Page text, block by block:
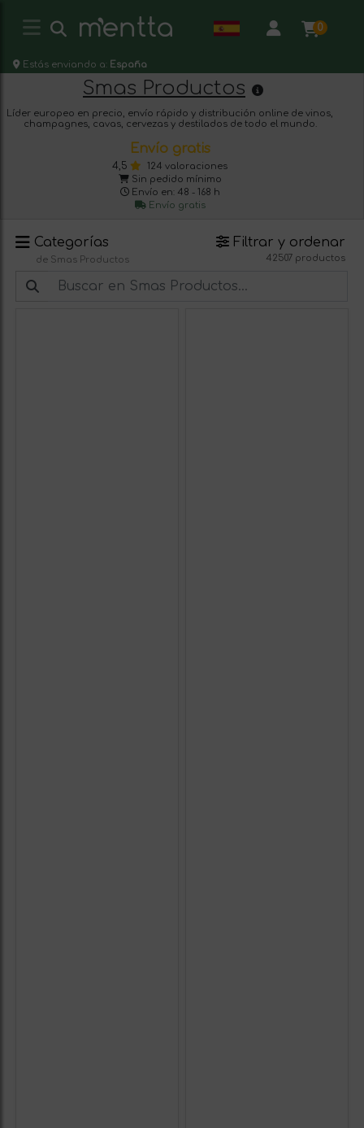
0
Estás enviando a: España
Smas Productos
Líder europeo en precio, envío rápido y distribución online de vinos,
champagnes, cavas, cervezas y destilados de todo el mundo.
Envío gratis
4,5
124 valoraciones
Sin pedido mínimo
Envío en: 48 - 168 h
Envío gratis
Categorías
de Smas Productos
Filtrar y ordenar
42507 productos